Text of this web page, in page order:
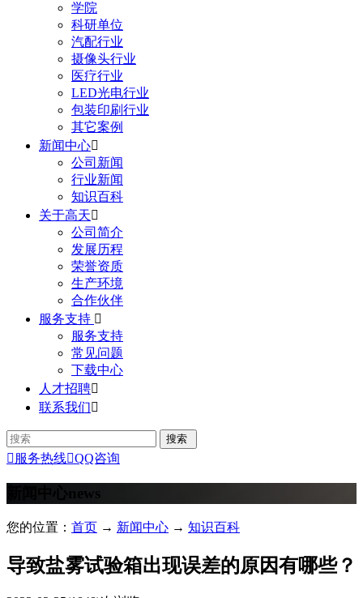
学院
科研单位
汽配行业
摄像头行业
医疗行业
LED光电行业
包装印刷行业
其它案例
新闻中心
公司新闻
行业新闻
知识百科
关于高天
公司简介
发展历程
荣誉资质
生产环境
合作伙伴
服务支持 
服务支持
常见问题
下载中心
人才招聘
联系我们
 服务热线QQ咨询
news
您的位置： 首页 → 新闻中心 → 知识百科
导致盐雾试验箱出现误差的原因有哪些？